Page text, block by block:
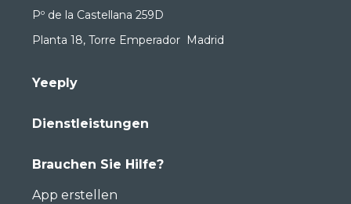
Pº de la Castellana 259D
Planta 18, Torre Emperador Madrid
Yeeply
Dienstleistungen
Brauchen Sie Hilfe?
App erstellen